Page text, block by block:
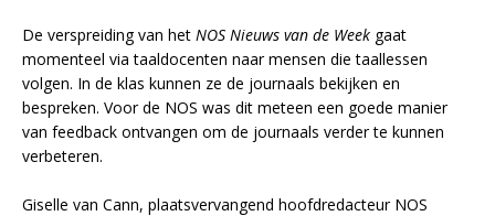
De verspreiding van het NOS Nieuws van de Week gaat
momenteel via taaldocenten naar mensen die taallessen
volgen. In de klas kunnen ze de journaals bekijken en
bespreken. Voor de NOS was dit meteen een goede manier
van feedback ontvangen om de journaals verder te kunnen
verbeteren.
Giselle van Cann, plaatsvervangend hoofdredacteur NOS